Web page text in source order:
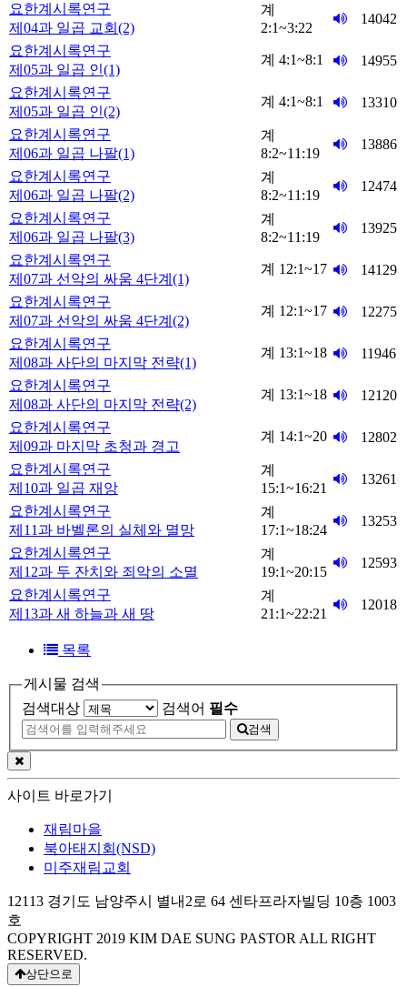
요한계시록연구
제04과 일곱 교회(2)
계
2:1~3:22
14042
요한계시록연구
제05과 일곱 인(1)
계 4:1~8:1 14955
요한계시록연구
제05과 일곱 인(2)
계 4:1~8:1 13310
요한계시록연구
제06과 일곱 나팔(1)
계
8:2~11:19
13886
요한계시록연구
제06과 일곱 나팔(2)
계
8:2~11:19
12474
요한계시록연구
제06과 일곱 나팔(3)
계
8:2~11:19
13925
요한계시록연구
제07과 선악의 싸움 4단계(1)
계 12:1~17 14129
요한계시록연구
제07과 선악의 싸움 4단계(2)
계 12:1~17 12275
요한계시록연구
제08과 사단의 마지막 전략(1)
계 13:1~18 11946
요한계시록연구
제08과 사단의 마지막 전략(2)
계 13:1~18 12120
요한계시록연구
제09과 마지막 초청과 경고
계 14:1~20 12802
요한계시록연구
제10과 일곱 재앙
계
15:1~16:21
13261
요한계시록연구
제11과 바벨론의 실체와 멸망
계
17:1~18:24
13253
요한계시록연구
제12과 두 잔치와 죄악의 소멸
계
19:1~20:15
12593
요한계시록연구
제13과 새 하늘과 새 땅
계
21:1~22:21
12018
목록
게시물 검색
검색대상
검색어 필수
검색
사이트 바로가기
재림마을
북아태지회(NSD)
미주재림교회
12113 경기도 남양주시 별내2로 64 센타프라자빌딩 10층 1003
호
COPYRIGHT 2019 KIM DAE SUNG PASTOR ALL RIGHT
RESERVED.
상단으로